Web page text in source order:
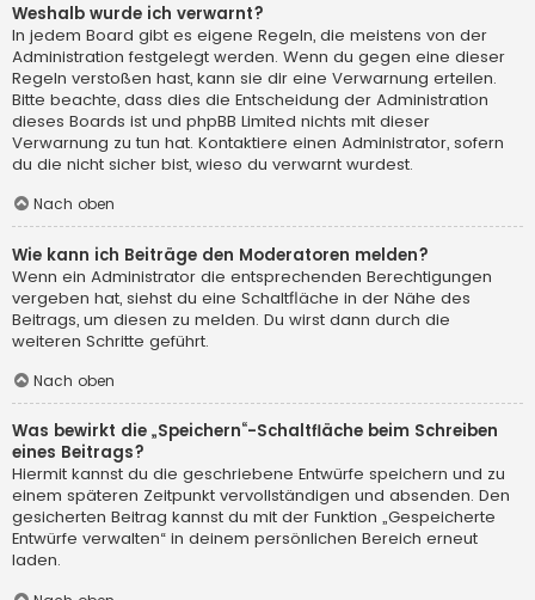
Weshalb wurde ich verwarnt?
In jedem Board gibt es eigene Regeln, die meistens von der
Administration festgelegt werden. Wenn du gegen eine dieser
Regeln verstoßen hast, kann sie dir eine Verwarnung erteilen.
Bitte beachte, dass dies die Entscheidung der Administration
dieses Boards ist und phpBB Limited nichts mit dieser
Verwarnung zu tun hat. Kontaktiere einen Administrator, sofern
du die nicht sicher bist, wieso du verwarnt wurdest.
Nach oben
Wie kann ich Beiträge den Moderatoren melden?
Wenn ein Administrator die entsprechenden Berechtigungen
vergeben hat, siehst du eine Schaltfläche in der Nähe des
Beitrags, um diesen zu melden. Du wirst dann durch die
weiteren Schritte geführt.
Nach oben
Was bewirkt die „Speichern“-Schaltfläche beim Schreiben
eines Beitrags?
Hiermit kannst du die geschriebene Entwürfe speichern und zu
einem späteren Zeitpunkt vervollständigen und absenden. Den
gesicherten Beitrag kannst du mit der Funktion „Gespeicherte
Entwürfe verwalten“ in deinem persönlichen Bereich erneut
laden.